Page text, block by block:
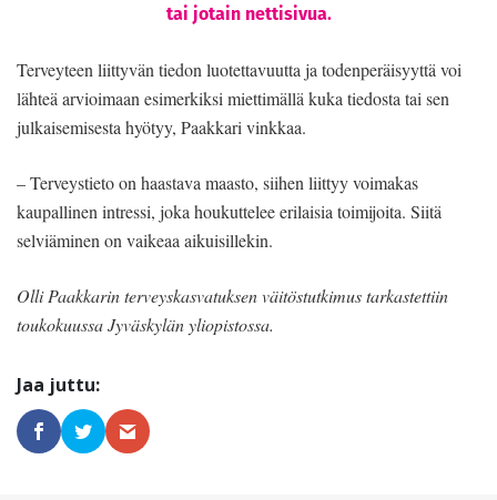
tai jotain nettisivua.
Terveyteen liittyvän tiedon luotettavuutta ja todenperäisyyttä voi
lähteä arvioimaan esimerkiksi miettimällä kuka tiedosta tai sen
julkaisemisesta hyötyy, Paakkari vinkkaa.
– Terveystieto on haastava maasto, siihen liittyy voimakas
kaupallinen intressi, joka houkuttelee erilaisia toimijoita. Siitä
selviäminen on vaikeaa aikuisillekin.
Olli Paakkarin terveyskasvatuksen väitöstutkimus tarkastettiin
toukokuussa Jyväskylän yliopistossa.